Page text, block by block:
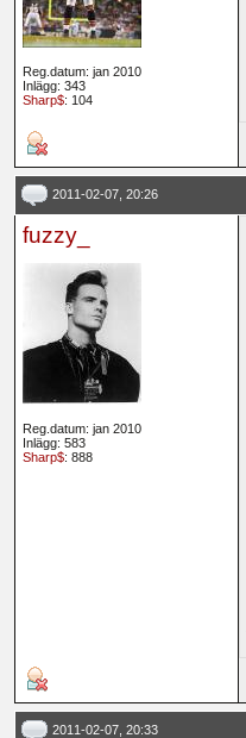
Reg.datum: jan 2010
Inlägg: 343
Sharp$: 104
2011-02-07, 20:26
fuzzy_
Reg.datum: jan 2010
Inlägg: 583
Sharp$: 888
2011-02-07, 20:33